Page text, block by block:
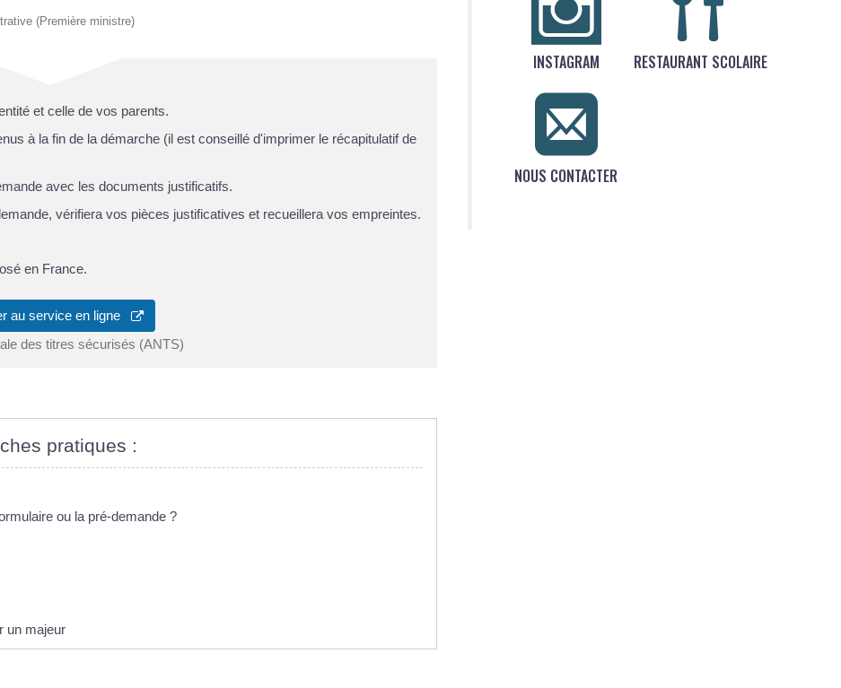
(Première ministre)
et celle de vos parents.
à la fin de la démarche (il est conseillé d'imprimer le récapitulatif de
avec les documents justificatifs.
vérifiera vos pièces justificatives et recueillera vos empreintes.
en France.
au service en ligne
des titres sécurisés (ANTS)
pratiques :
ou la pré-demande ?
un majeur
INSTAGRAM RESTAURANT SCOLAIRE
NOUS CONTACTER